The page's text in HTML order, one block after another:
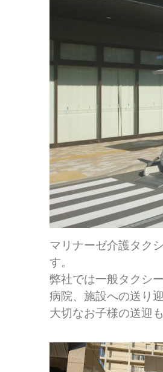
マリナーゼ介護タク
す。
弊社では一般タクシ
病院、施設への送り
大切なお子様の送迎